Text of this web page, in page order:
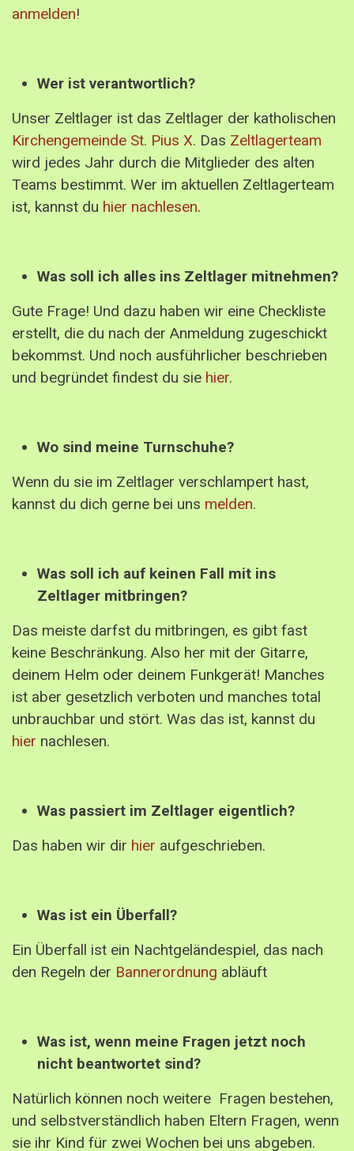
anmelden!
Wer ist verantwortlich?
Unser Zeltlager ist das Zeltlager der katholischen
Kirchengemeinde St. Pius X. Das Zeltlagerteam
wird jedes Jahr durch die Mitglieder des alten
Teams bestimmt. Wer im aktuellen Zeltlagerteam
ist, kannst du hier nachlesen.
Was soll ich alles ins Zeltlager mitnehmen?
Gute Frage! Und dazu haben wir eine Checkliste
erstellt, die du nach der Anmeldung zugeschickt
bekommst. Und noch ausführlicher beschrieben
und begründet findest du sie hier.
Wo sind meine Turnschuhe?
Wenn du sie im Zeltlager verschlampert hast,
kannst du dich gerne bei uns melden.
Was soll ich auf keinen Fall mit ins
Zeltlager mitbringen?
Das meiste darfst du mitbringen, es gibt fast
keine Beschränkung. Also her mit der Gitarre,
deinem Helm oder deinem Funkgerät! Manches
ist aber gesetzlich verboten und manches total
unbrauchbar und stört. Was das ist, kannst du
hier nachlesen.
Was passiert im Zeltlager eigentlich?
Das haben wir dir hier aufgeschrieben.
Was ist ein Überfall?
Ein Überfall ist ein Nachtgeländespiel, das nach
den Regeln der Bannerordnung abläuft
Was ist, wenn meine Fragen jetzt noch
nicht beantwortet sind?
Natürlich können noch weitere Fragen bestehen,
und selbstverständlich haben Eltern Fragen, wenn
sie ihr Kind für zwei Wochen bei uns abgeben.